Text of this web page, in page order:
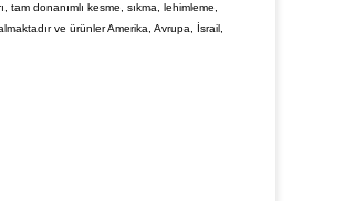
donanımlı kesme, sıkma, lehimleme,
ve ürünler Amerika, Avrupa, İsrail,